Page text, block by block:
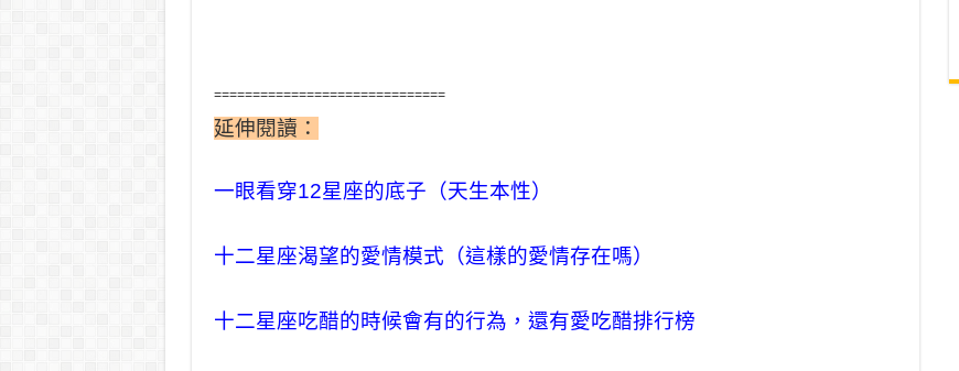
==============================
延伸閱讀：
一眼看穿12星座的底子（天生本性）
十二星座渴望的愛情模式（這樣的愛情存在嗎）
十二星座吃醋的時候會有的行為，還有愛吃醋排行榜